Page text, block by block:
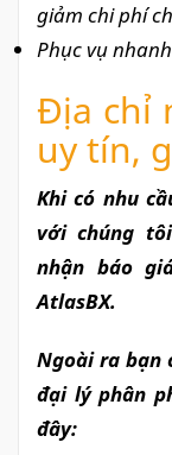
giảm chi phí
Phục vụ
Địa chỉ
uy tín,
Khi có nhu
với chúng
nhận báo
AtlasBX.
Ngoài ra bạn
đại lý phân
đây: